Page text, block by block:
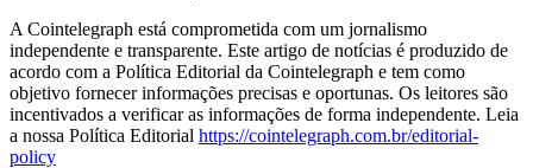
A Cointelegraph está comprometida com um jornalismo
independente e transparente. Este artigo de notícias é produzido de
acordo com a Política Editorial da Cointelegraph e tem como
objetivo fornecer informações precisas e oportunas. Os leitores são
incentivados a verificar as informações de forma independente. Leia
a nossa Política Editorial https://cointelegraph.com.br/editorial-
policy